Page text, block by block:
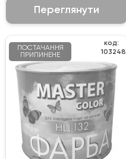
Переглянути
ПОСТАЧАННЯ
ПРИПИНЕНЕ
код:
103248